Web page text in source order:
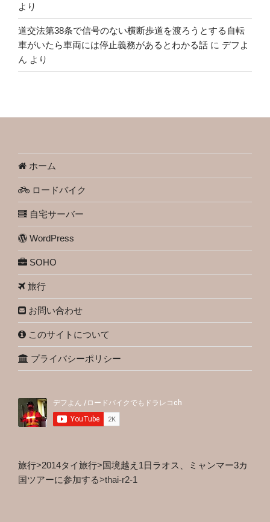
より
道交法第38条で信号のない横断歩道を渡ろうとする自転
車がいたら車両には停止義務があるとわかる話 に デフよ
ん より
ホーム
ロードバイク
自宅サーバー
WordPress
SOHO
旅行
お問い合わせ
このサイトについて
プライバシーポリシー
旅行>2014タイ旅行> 国境越え1日ラオス、ミャンマー3カ
国ツアーに参加する>thai-r2-1